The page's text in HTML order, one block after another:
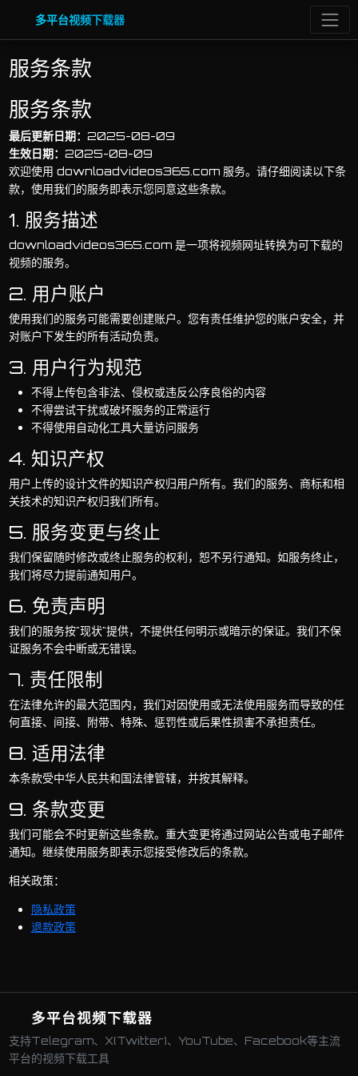
多平台视频下载器
服务条款
服务条款
最后更新日期： 2025-08-09
生效日期： 2025-08-09
欢迎使用 downloadvideos365.com 服务。请仔细阅读以下条
款，使用我们的服务即表示您同意这些条款。
1. 服务描述
downloadvideos365.com 是一项将视频网址转换为可下载的
视频的服务。
2. 用户账户
使用我们的服务可能需要创建账户。您有责任维护您的账户安全，并
对账户下发生的所有活动负责。
3. 用户行为规范
不得上传包含非法、侵权或违反公序良俗的内容
不得尝试干扰或破坏服务的正常运行
不得使用自动化工具大量访问服务
4. 知识产权
用户上传的设计文件的知识产权归用户所有。我们的服务、商标和相
关技术的知识产权归我们所有。
5. 服务变更与终止
我们保留随时修改或终止服务的权利，恕不另行通知。如服务终止，
我们将尽力提前通知用户。
6. 免责声明
我们的服务按"现状"提供，不提供任何明示或暗示的保证。我们不保
证服务不会中断或无错误。
7. 责任限制
在法律允许的最大范围内，我们对因使用或无法使用服务而导致的任
何直接、间接、附带、特殊、惩罚性或后果性损害不承担责任。
8. 适用法律
本条款受中华人民共和国法律管辖，并按其解释。
9. 条款变更
我们可能会不时更新这些条款。重大变更将通过网站公告或电子邮件
通知。继续使用服务即表示您接受修改后的条款。
相关政策：
隐私政策
退款政策
多平台视频下载器
支持Telegram、X(Twitter)、YouTube、Facebook等主流
平台的视频下载工具